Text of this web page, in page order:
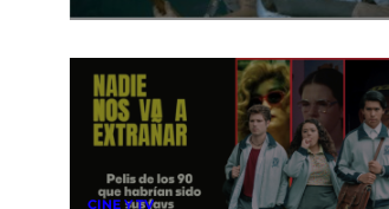
CINE Y TV